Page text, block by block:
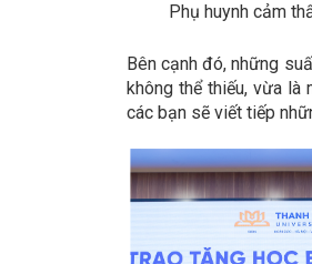
Phụ huynh cảm
Bên cạnh đó, những
không thể thiếu, vừa
các bạn sẽ viết tiếp